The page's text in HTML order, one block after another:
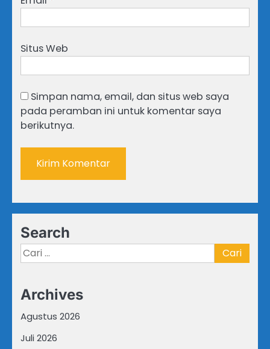
Situs Web
Simpan nama, email, dan situs web saya
pada peramban ini untuk komentar saya
berikutnya.
Search
Cari
untuk:
Archives
Agustus 2026
Juli 2026